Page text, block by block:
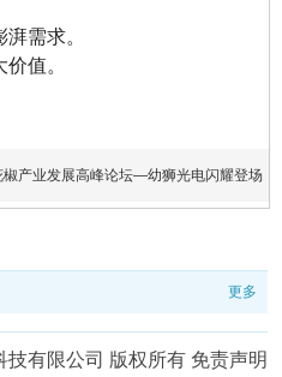
需求。
值。
椒产业发展高峰论坛—幼狮光电闪耀登场
更多
技有限公司 版权所有 免责声明